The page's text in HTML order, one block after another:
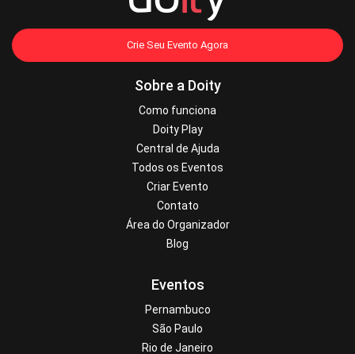
Crie Seu Evento Agora
Sobre a Doity
Como funciona
Doity Play
Central de Ajuda
Todos os Eventos
Criar Evento
Contato
Área do Organizador
Blog
Eventos
Pernambuco
São Paulo
Rio de Janeiro